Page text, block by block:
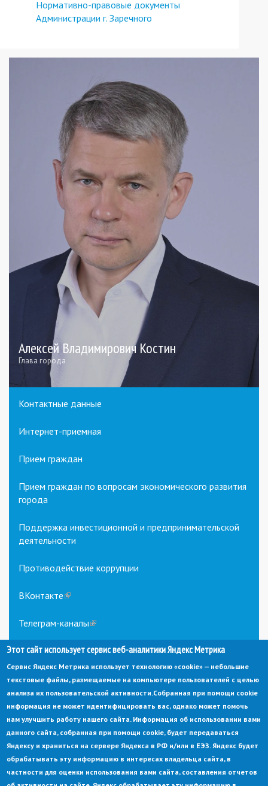
Нормативно-правовые документы
Администрации г. Заречного
Алексей Владимирович Костин
Глава города
Контактные данные
Интернет-приемная
Прием граждан
Прием граждан по вопросам экономического развития
города
Поддержка инвестиционной и предпринимательской
деятельности
Противодействие коррупции
ВКонтакте(link
external)
Телеграм-каналы(link
external)
© Администрация города Заречный
Электронная почта:
adm@zarechny.zato.ru
sends
e-
mail)
Пензенская обл, г. Заречный, пр-кт. 30-летия Победы, д. 27, 442960
Этот сайт использует сервис веб-аналитики Яндекс Метрика
Сервис Яндекс Метрика использует технологию «cookie» — небольшие
текстовые файлы, размещаемые на компьютере пользователей с целью
анализа их пользовательской активности.Собранная при помощи cookie
информация не может идентифицировать вас, однако может помочь
нам улучшить работу нашего сайта. Информация об использовании вами
данного сайта, собранная при помощи cookie, будет передаваться
Яндексу и храниться на сервере Яндекса в РФ и/или в ЕЭЗ. Яндекс будет
обрабатывать эту информацию в интересах владельца сайта, в
частности для оценки использования вами сайта, составления отчетов